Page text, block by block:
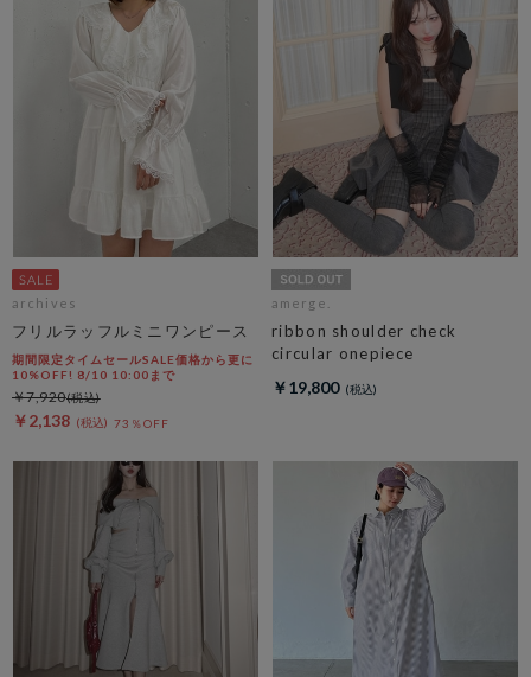
archives
フリルラッフルミニワンピース
期間限定タイムセールSALE価格から更に
10%OFF! 8/10 10:00まで
￥2,138 73％OFF
￥7,920
amerge.
ribbon shoulder check
circular onepiece
￥19,800